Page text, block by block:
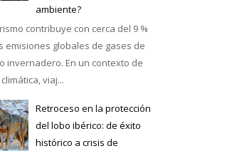
ambiente?
contribuye con cerca del 9 %
emisiones globales de gases de
invernadero. En un contexto de
viaj...
Retroceso en la protección
del lobo ibérico: de éxito
histórico a crisis de